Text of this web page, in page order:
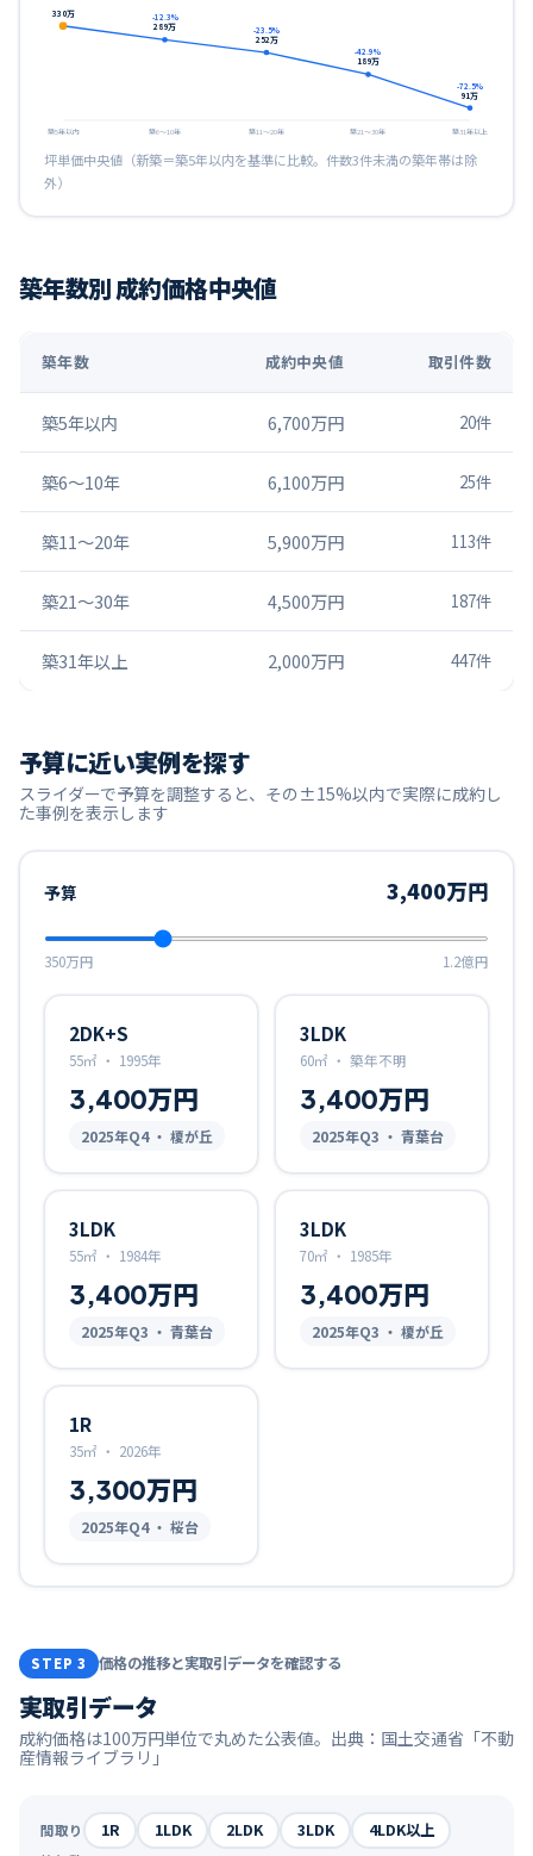
330万
築5年以内
289万
-12.3%
築6〜10年
252万
-23.5%
築11〜20年
189万
-42.9%
築21〜30年
91万
-72.5%
築31年以上
坪単価中央値（新築＝築5年以内を基準に比較。件数3件未満の築年帯は除
外）
築年数別 成約価格中央値
築年数 成約中央値 取引件数
築5年以内 6,700万円 20件
築6〜10年 6,100万円 25件
築11〜20年 5,900万円 113件
築21〜30年 4,500万円 187件
築31年以上 2,000万円 447件
予算に近い実例を探す
スライダーで予算を調整すると、その±15%以内で実際に成約し
た事例を表示します
予算 3,400万円
350万円 1.2億円
2DK+S
55㎡ ・ 1995年
3,400万円
2025年Q4・ 榎が丘
3LDK
60㎡ ・ 築年不明
3,400万円
2025年Q3 ・ 青葉台
3LDK
55㎡ ・ 1984年
3,400万円
2025年Q3 ・ 青葉台
3LDK
70㎡ ・ 1985年
3,400万円
2025年Q3 ・ 榎が丘
1R
35㎡ ・ 2026年
3,300万円
2025年Q4・ 桜台
STEP 3 価格の推移と実取引データを確認する
実取引データ
成約価格は100万円単位で丸めた公表値。出典：国土交通省「不動
産情報ライブラリ」
間取り 1R 1LDK 2LDK 3LDK 4LDK以上